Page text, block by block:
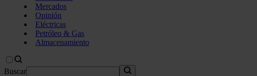
Mercados
Opinión
Eléctricas
Petróleo & Gas
Almacenamiento
Buscar